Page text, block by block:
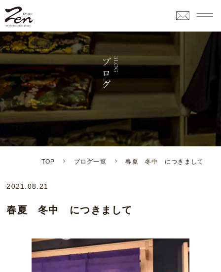
TOP ブログ一覧 春夏 冬中 につきまして
2021.08.21
春夏 冬中 につきまして